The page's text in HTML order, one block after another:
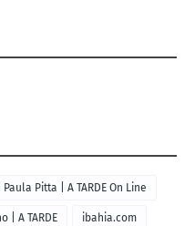
Pitta | A TARDE On Line
| A TARDE ibahia.com